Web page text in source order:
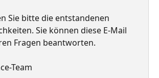
Sie bitte die entstandenen
Sie können diese E-Mail
Fragen beantworten.
Team